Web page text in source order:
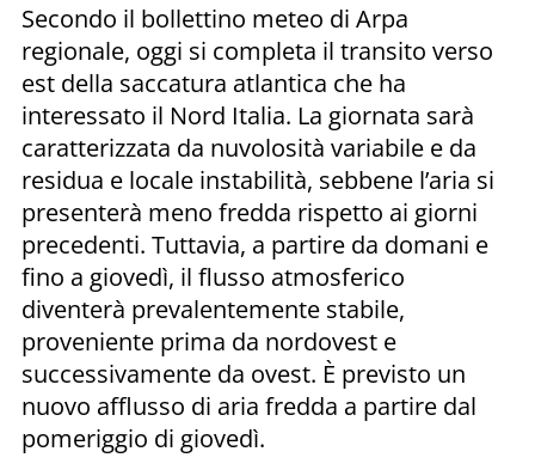
Secondo il bollettino meteo di Arpa
regionale, oggi si completa il transito verso
est della saccatura atlantica che ha
interessato il Nord Italia. La giornata sarà
caratterizzata da nuvolosità variabile e da
residua e locale instabilità, sebbene l’aria si
presenterà meno fredda rispetto ai giorni
precedenti. Tuttavia, a partire da domani e
fino a giovedì, il flusso atmosferico
diventerà prevalentemente stabile,
proveniente prima da nordovest e
successivamente da ovest. È previsto un
nuovo afflusso di aria fredda a partire dal
pomeriggio di giovedì.